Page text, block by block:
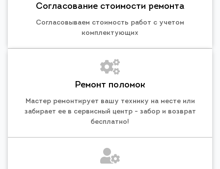
Согласование стоимости ремонта
Согласовываем стоимость работ с учетом
комплектующих
Ремонт поломок
Мастер ремонтирует вашу технику на месте или
забирает ее в сервисный центр - забор и возврат
бесплатно!